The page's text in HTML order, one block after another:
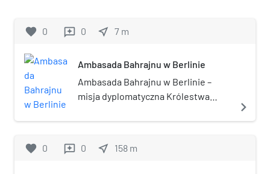
favorite 0 reviews 0 near_me 7 m
Ambasada Bahrajnu w Berlinie
Ambasada Bahrajnu w Berlinie –
misja dyplomatyczna Królestwa
Niemiec. Ambasador Bahrajnu w
m.in. w Republice Czeskiej,
navigate_next
favorite 0 reviews 0 near_me 158 m